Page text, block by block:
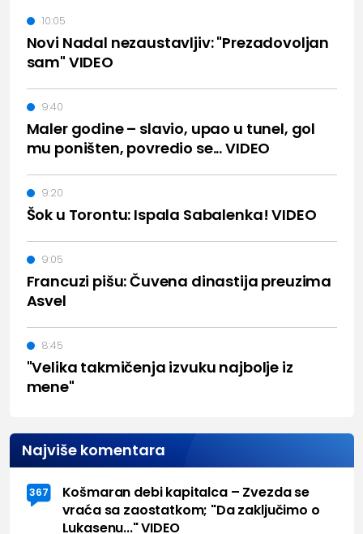
Novi Nadal nezaustavljiv: "Prezadovoljan
sam" VIDEO
10:05
Maler godine – slavio, upao u tunel, gol
mu poništen, povredio se... VIDEO
9:40
Šok u Torontu: Ispala Sabalenka! VIDEO
9:20
Francuzi pišu: Čuvena dinastija preuzima
Asvel
9:05
"Velika takmičenja izvuku najbolje iz
mene"
8:45
Najviše komentara
367
Košmaran debi kapitalca – Zvezda se
vraća sa zaostatkom; "Da zaključimo o
Lukasenu..." VIDEO